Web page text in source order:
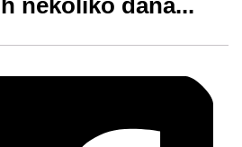
nekoliko dana...